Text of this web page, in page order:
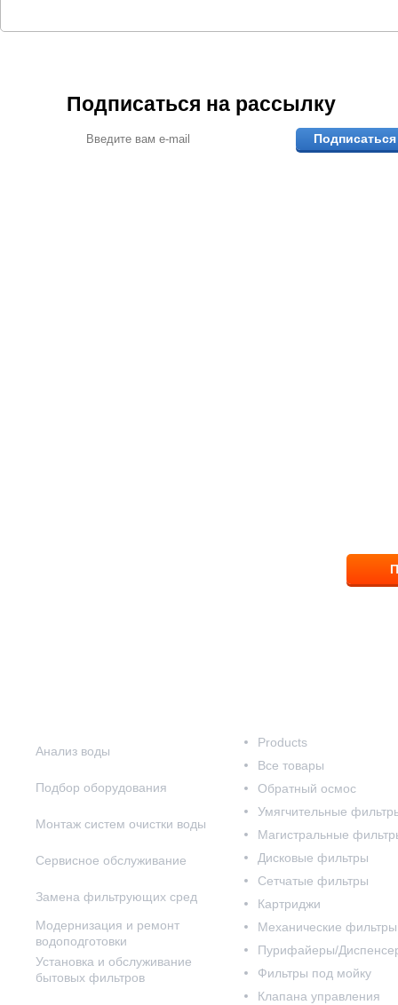
Подписаться на рассылку
Подписаться
Анализ воды
Подбор оборудования
Монтаж систем очистки воды
Сервисное обслуживание
Замена фильтрующих сред
Модернизация и ремонт
водоподготовки
Установка и обслуживание
бытовых фильтров
Products
Все товары
Обратный осмос
Умягчительные
Магистральные
Дисковые фильтры
Сетчатые фильтры
Картриджи
Механические фильтры
Пурифайеры/
Фильтры под мойку
Клапана управления